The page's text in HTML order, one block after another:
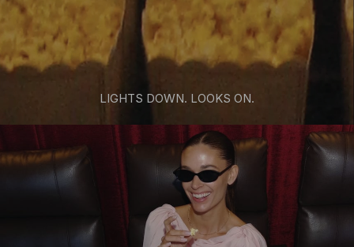
LIGHTS DOWN. LOOKS ON.